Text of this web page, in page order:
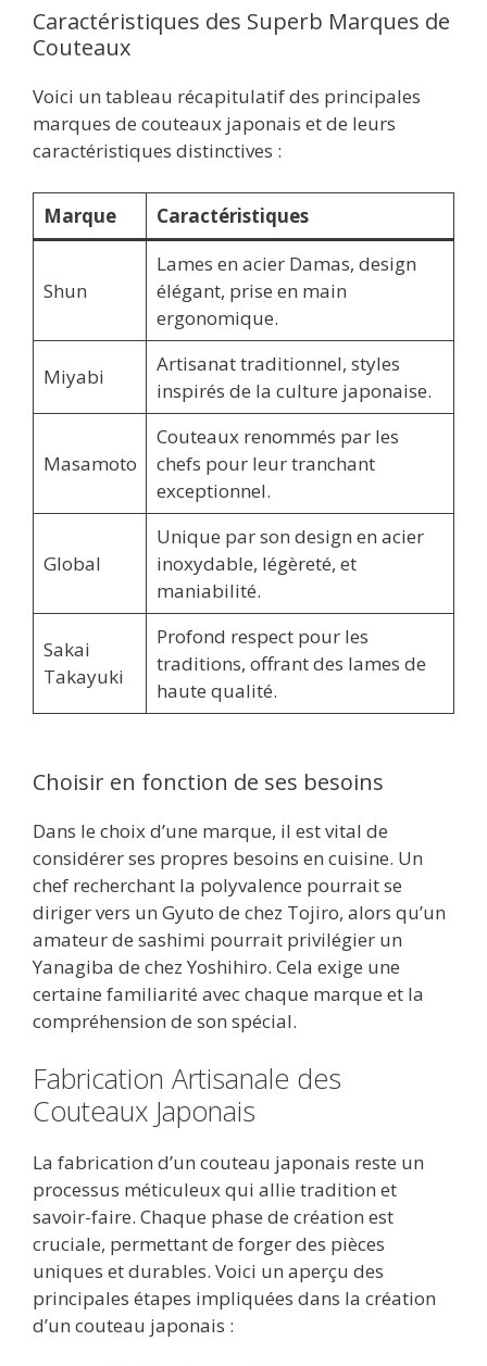
Caractéristiques des Superb Marques de
Couteaux
Voici un tableau récapitulatif des principales
marques de couteaux japonais et de leurs
caractéristiques distinctives :
Marque Caractéristiques
Shun
Lames en acier Damas, design
élégant, prise en main
ergonomique.
Miyabi
Artisanat traditionnel, styles
inspirés de la culture japonaise.
Masamoto
Couteaux renommés par les
chefs pour leur tranchant
exceptionnel.
Global
Unique par son design en acier
inoxydable, légèreté, et
maniabilité.
Sakai
Takayuki
Profond respect pour les
traditions, offrant des lames de
haute qualité.
Choisir en fonction de ses besoins
Dans le choix d’une marque, il est vital de
considérer ses propres besoins en cuisine. Un
chef recherchant la polyvalence pourrait se
diriger vers un Gyuto de chez Tojiro, alors qu’un
amateur de sashimi pourrait privilégier un
Yanagiba de chez Yoshihiro. Cela exige une
certaine familiarité avec chaque marque et la
compréhension de son spécial.
Fabrication Artisanale des
Couteaux Japonais
La fabrication d’un couteau japonais reste un
processus méticuleux qui allie tradition et
savoir-faire. Chaque phase de création est
cruciale, permettant de forger des pièces
uniques et durables. Voici un aperçu des
principales étapes impliquées dans la création
d’un couteau japonais :